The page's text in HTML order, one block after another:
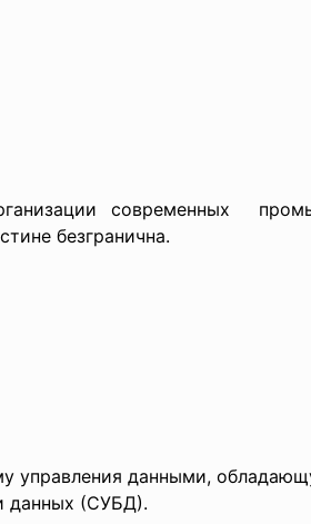
современных
безгранична.
управления данными,
данных (СУБД).